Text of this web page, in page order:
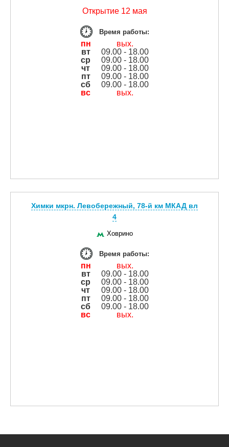
Открытие 12 мая
Время работы:
пн
вых.
вт
09.00 - 18.00
ср
09.00 - 18.00
чт
09.00 - 18.00
пт
09.00 - 18.00
сб
09.00 - 18.00
вс
вых.
Химки мкрн. Левобережный, 78-й км МКАД вл
4
Ховрино
Время работы:
пн
вых.
вт
09.00 - 18.00
ср
09.00 - 18.00
чт
09.00 - 18.00
пт
09.00 - 18.00
сб
09.00 - 18.00
вс
вых.